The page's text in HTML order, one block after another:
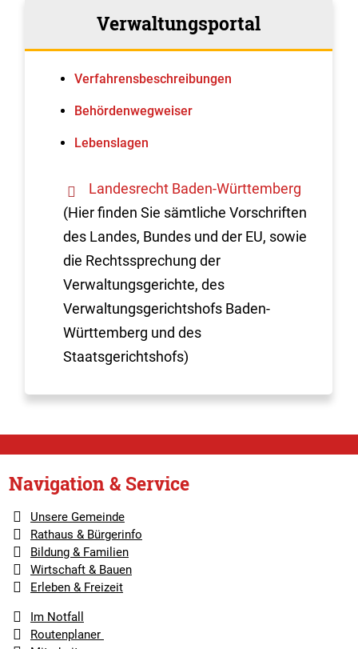
Verwaltungsportal
Verfahrens­beschreibungen
Behördenwegweiser
Lebenslagen
Landesrecht Baden-Württemberg
(Hier finden Sie sämtliche Vorschriften
des Landes, Bundes und der EU, sowie
die Rechtssprechung der
Verwaltungsgerichte, des
Verwaltungsgerichtshofs Baden-
Württemberg und des
Staatsgerichtshofs)
Navigation & Service
Unsere Gemeinde
Rathaus & Bürgerinfo
Bildung & Familien
Wirtschaft & Bauen
Erleben & Freizeit
Im Notfall
Routenplaner